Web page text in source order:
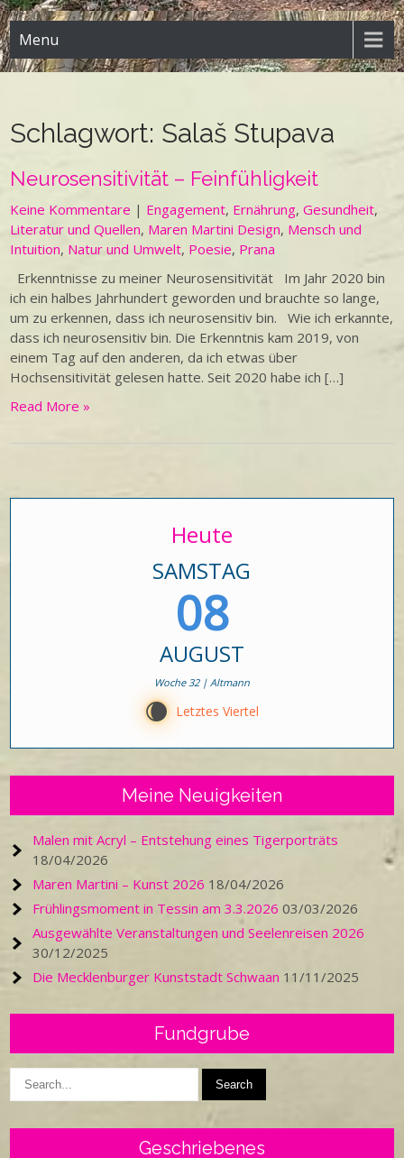
Menu
Schlagwort: Salaš Stupava
Neurosensitivität – Feinfühligkeit
Keine Kommentare | Engagement, Ernährung,Gesundheit,
Literatur und Quellen, Maren Martini Design, Mensch und
Intuition, Natur und Umwelt, Poesie, Prana
Erkenntnisse zu meiner Neurosensitivität Im Jahr 2020 bin
ich ein halbes Jahrhundert geworden und brauchte so lange,
um zu erkennen, dass ich neurosensitiv bin. Wie ich erkannte,
dass ich neurosensitiv bin. Die Erkenntnis kam 2019, von
einem Tag auf den anderen, da ich etwas über
Hochsensitivität gelesen hatte. Seit 2020 habe ich […]
Read More »
Heute
SAMSTAG
08
AUGUST
Woche 32 | Altmann
W Letztes Viertel
Meine Neuigkeiten
Malen mit Acryl – Entstehung eines Tigerporträts
18/04/2026
Maren Martini – Kunst 2026 18/04/2026
Frühlingsmoment in Tessin am 3.3.2026 03/03/2026
Ausgewählte Veranstaltungen und Seelenreisen 2026
30/12/2025
Die Mecklenburger Kunststadt Schwaan 11/11/2025
Fundgrube
Geschriebenes